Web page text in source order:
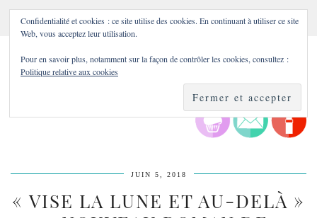
JUIN 5, 2018
« VISE LA LUNE ET AU-DELÀ »
Confidentialité et cookies : ce site utilise des cookies. En continuant à utiliser ce site
Web, vous acceptez leur utilisation.
Pour en savoir plus, notamment sur la façon de contrôler les cookies, consultez :
Politique relative aux cookies